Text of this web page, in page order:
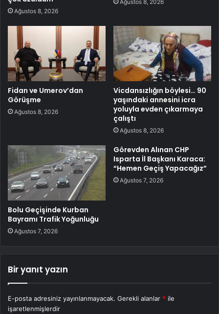
Ağustos 8, 2026
Ağustos 8, 2026
Fidan ve Umerov’dan
Görüşme
Ağustos 8, 2026
Vicdansızlığın böylesi… 90
yaşındaki annesini icra
yoluyla evden çıkarmaya
çalıştı
Ağustos 8, 2026
Bolu Geçişinde Kurban
Bayramı Trafik Yoğunluğu
Ağustos 7, 2026
Görevden Alınan CHP
Isparta İl Başkanı Karaca:
“Hemen Geçiş Yapacağız”
Ağustos 7, 2026
Bir yanıt yazın
E-posta adresiniz yayınlanmayacak. Gerekli alanlar * ile
işaretlenmişlerdir